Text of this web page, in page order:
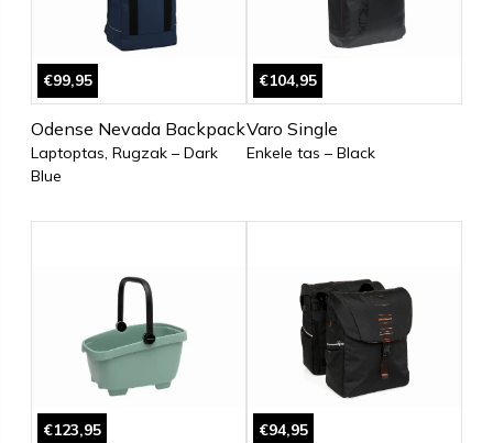
€99,95
Odense Nevada Backpack
Laptoptas, Rugzak – Dark
Blue
€104,95
Varo Single
Enkele tas – Black
€123,95 €94,95